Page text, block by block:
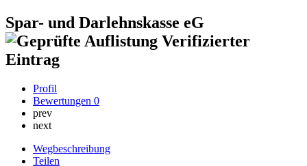
Spar- und Darlehnskasse eG
Verifizierter
Eintrag
Profil
Bewertungen 0
prev
next
Wegbeschreibung
Teilen